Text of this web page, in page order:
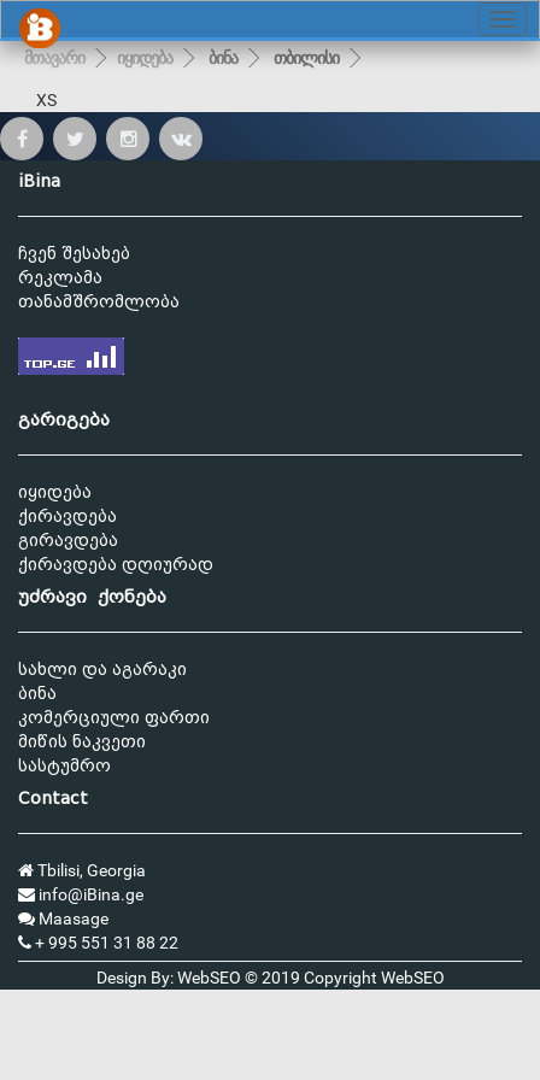
მთავარი იყიდება ბინა თბილისი
XS
iBina
ჩვენ შესახებ
რეკლამა
თანამშრომლობა
გარიგება
იყიდება
ქირავდება
გირავდება
ქირავდება დღიურად
უძრავი ქონება
სახლი და აგარაკი
ბინა
კომერციული ფართი
მიწის ნაკვეთი
სასტუმრო
Contact
Tbilisi, Georgia
info@iBina.ge
Maasage
+ 995 551 31 88 22
Design By: WebSEO © 2019 Copyright WebSEO